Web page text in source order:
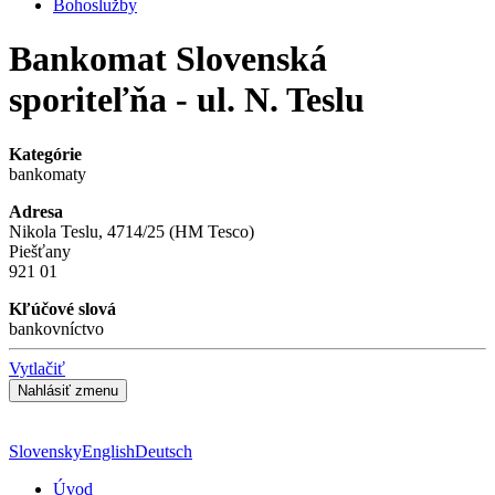
Bohoslužby
Bankomat Slovenská
sporiteľňa - ul. N. Teslu
Kategórie
bankomaty
Adresa
Nikola Teslu, 4714/25 (HM Tesco)
Piešťany
921 01
Kľúčové slová
bankovníctvo
Vytlačiť
SlovenskyEnglishDeutsch
Úvod